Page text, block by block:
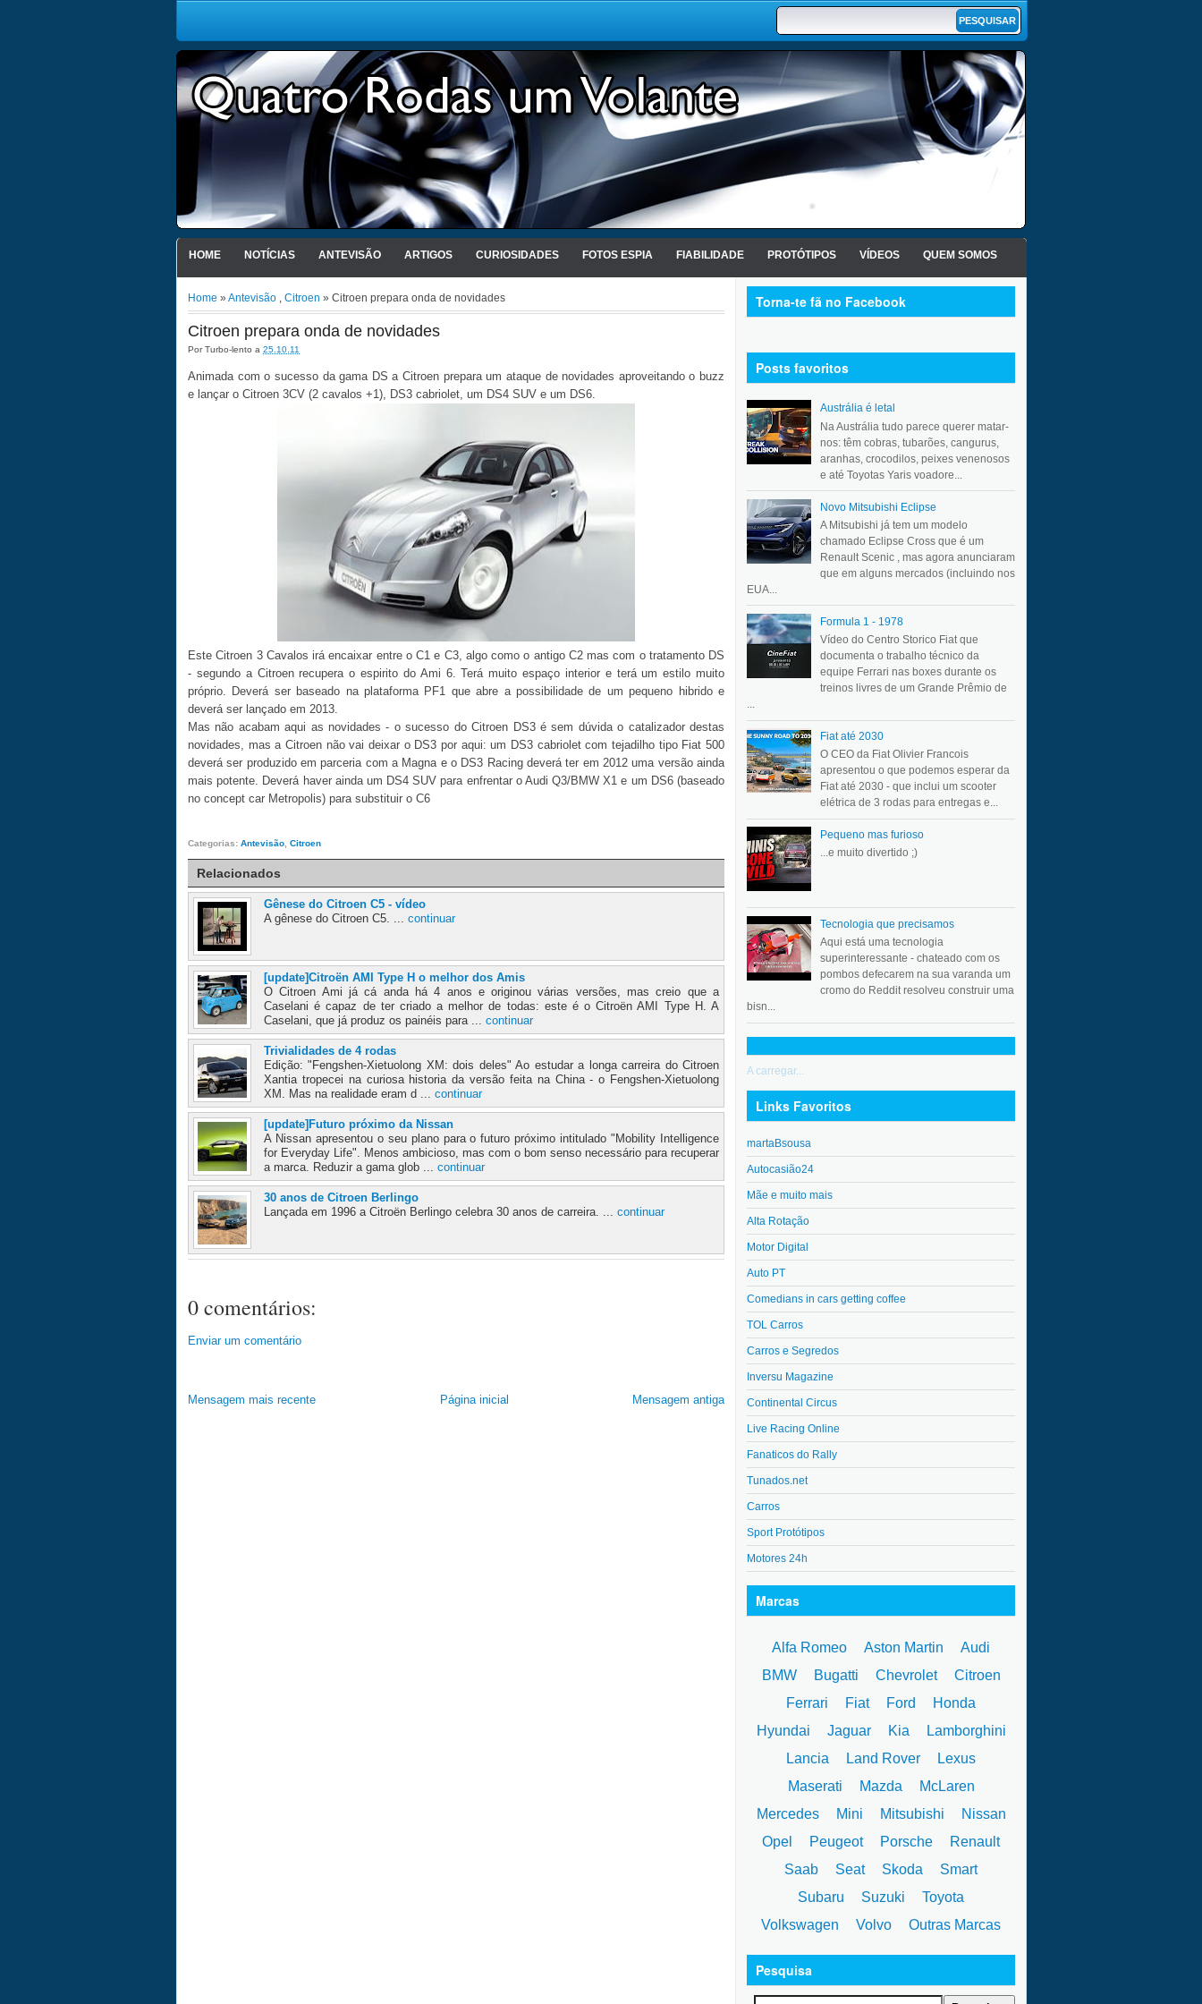
HOME NOTÍCIAS ANTEVISÃO ARTIGOS CURIOSIDADES FOTOS ESPIA FIABILIDADE PROTÓTIPOS VÍDEOS QUEM SOMOS
Home » Antevisão , Citroen » Citroen prepara onda de novidades
Citroen prepara onda de novidades
PorTurbo-lento a 25.10.11
Animada com o sucesso da gama DS a Citroen prepara um ataque de novidades aproveitando o buzz
e lançar o Citroen 3CV (2 cavalos +1), DS3 cabriolet, um DS4 SUV e um DS6.
Este Citroen 3 Cavalos irá encaixar entre o C1 e C3, algo como o antigo C2 mas com o tratamento DS
- segundo a Citroen recupera o espirito do Ami 6. Terá muito espaço interior e terá um estilo muito
próprio. Deverá ser baseado na plataforma PF1 que abre a possibilidade de um pequeno hibrido e
deverá ser lançado em 2013.
Mas não acabam aqui as novidades - o sucesso do Citroen DS3 é sem dúvida o catalizador destas
novidades, mas a Citroen não vai deixar o DS3 por aqui: um DS3 cabriolet com tejadilho tipo Fiat 500
deverá ser produzido em parceria com a Magna e o DS3 Racing deverá ter em 2012 uma versão ainda
mais potente. Deverá haver ainda um DS4 SUV para enfrentar o Audi Q3/BMW X1 e um DS6 (baseado
no concept car Metropolis) para substituir o C6
Categorias: Antevisão Citroen
Relacionados
Gênese do Citroen C5 - vídeo
A gênese do Citroen C5. ... continuar
[update]Citroën AMI Type H o melhor dos Amis
O Citroen Ami já cá anda há 4 anos e originou várias versões, mas creio que a
Caselani é capaz de ter criado a melhor de todas: este é o Citroën AMI Type H. A
Caselani, que já produz os painéis para ... continuar
Trivialidades de 4 rodas
Edição: "Fengshen-Xietuolong XM: dois deles" Ao estudar a longa carreira do Citroen
Xantia tropecei na curiosa historia da versão feita na China - o Fengshen-Xietuolong
XM. Mas na realidade eram d ... continuar
[update]Futuro próximo da Nissan
A Nissan apresentou o seu plano para o futuro próximo intitulado "Mobility Intelligence
for Everyday Life". Menos ambicioso, mas com o bom senso necessário para recuperar
a marca. Reduzir a gama glob ... continuar
30 anos de Citroen Berlingo
Lançada em 1996 a Citroën Berlingo celebra 30 anos de carreira. ... continuar
0 comentários:
Enviar um comentário
Mensagem mais recente Mensagem antiga
Página inicial
Torna-te fã no Facebook
Posts favoritos
Austrália é letal
Na Austrália tudo parece querer matar-
nos: têm cobras, tubarões, cangurus,
aranhas, crocodilos, peixes venenosos
e até Toyotas Yaris voadore...
Novo Mitsubishi Eclipse
A Mitsubishi já tem um modelo
chamado Eclipse Cross que é um
Renault Scenic , mas agora anunciaram
que em alguns mercados (incluindo nos
EUA...
Formula 1 - 1978
Vídeo do Centro Storico Fiat que
documenta o trabalho técnico da
equipe Ferrari nas boxes durante os
treinos livres de um Grande Prêmio de
...
Fiat até 2030
O CEO da Fiat Olivier Francois
apresentou o que podemos esperar da
Fiat até 2030 - que inclui um scooter
elétrica de 3 rodas para entregas e...
Pequeno mas furioso
...e muito divertido ;)
Tecnologia que precisamos
Aqui está uma tecnologia
superinteressante - chateado com os
pombos defecarem na sua varanda um
cromo do Reddit resolveu construir uma
bisn...
A carregar...
Links Favoritos
martaBsousa
Autocasião24
Mãe e muito mais
Alta Rotação
Motor Digital
Auto PT
Comedians in cars getting coffee
TOL Carros
Carros e Segredos
Inversu Magazine
Continental Circus
Live Racing Online
Fanaticos do Rally
Tunados.net
Carros
Sport Protótipos
Motores 24h
Marcas
Alfa Romeo Aston Martin
Audi
BMW
Bugatti Chevrolet
Citroen
Ferrari
Fiat Ford
Honda
Hyundai
Jaguar Kia
Lamborghini
Lancia
Land Rover
Lexus
Maserati
Mazda
McLaren
Mercedes
Mini Mitsubishi
Nissan
Opel
Peugeot Porsche
Renault
Saab
Seat Skoda
Smart
Subaru
Suzuki
Toyota
Volkswagen
Volvo Outras Marcas
Pesquisa